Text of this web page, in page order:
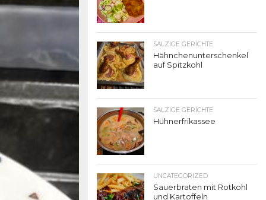
SALZIGE GERICHTE
Hähnchenunterschenkel
auf Spitzkohl
SALZIGE GERICHTE
Hühnerfrikassee
UNCATEGORIZED
Sauerbraten mit Rotkohl
und Kartoffeln